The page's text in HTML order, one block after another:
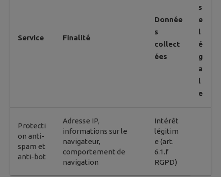
Service Finalité
Donnée
s
collect
ées
s
e
l
é
g
a
l
e
Protecti
on anti-
spam et
anti-bot
Adresse IP,
informations sur le
navigateur,
comportement de
navigation
Intérêt
légitim
e (art.
6.1.f
RGPD)